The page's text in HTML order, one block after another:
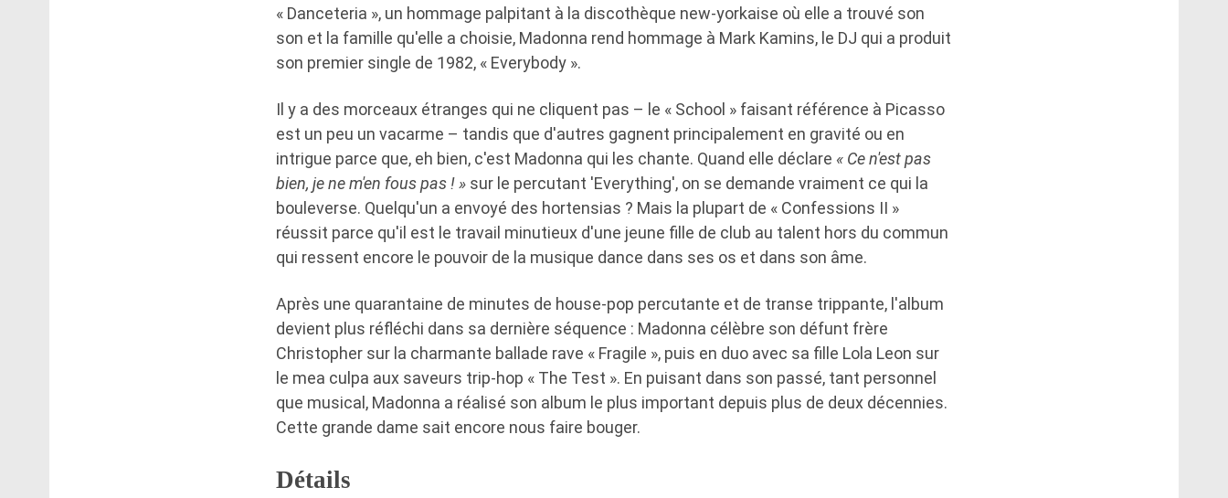
« Danceteria », un hommage palpitant à la discothèque new-yorkaise où elle a trouvé son
son et la famille qu'elle a choisie, Madonna rend hommage à Mark Kamins, le DJ qui a produit
son premier single de 1982, « Everybody ».
Il y a des morceaux étranges qui ne cliquent pas – le « School » faisant référence à Picasso
est un peu un vacarme – tandis que d'autres gagnent principalement en gravité ou en
intrigue parce que, eh bien, c'est Madonna qui les chante. Quand elle déclare « Ce n'est pas
bien, je ne m'en fous pas ! » sur le percutant 'Everything', on se demande vraiment ce qui la
bouleverse. Quelqu'un a envoyé des hortensias ? Mais la plupart de « Confessions II »
réussit parce qu'il est le travail minutieux d'une jeune fille de club au talent hors du commun
qui ressent encore le pouvoir de la musique dance dans ses os et dans son âme.
Après une quarantaine de minutes de house-pop percutante et de transe trippante, l'album
devient plus réfléchi dans sa dernière séquence : Madonna célèbre son défunt frère
Christopher sur la charmante ballade rave « Fragile », puis en duo avec sa fille Lola Leon sur
le mea culpa aux saveurs trip-hop « The Test ». En puisant dans son passé, tant personnel
que musical, Madonna a réalisé son album le plus important depuis plus de deux décennies.
Cette grande dame sait encore nous faire bouger.
Détails